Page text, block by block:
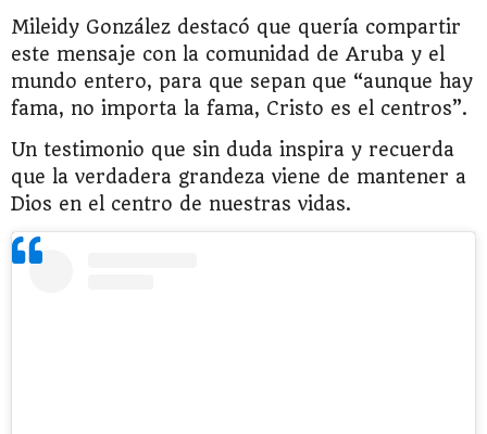
Mileidy González destacó que quería compartir
este mensaje con la comunidad de Aruba y el
mundo entero, para que sepan que “aunque hay
fama, no importa la fama, Cristo es el centros”.
Un testimonio que sin duda inspira y recuerda
que la verdadera grandeza viene de mantener a
Dios en el centro de nuestras vidas.